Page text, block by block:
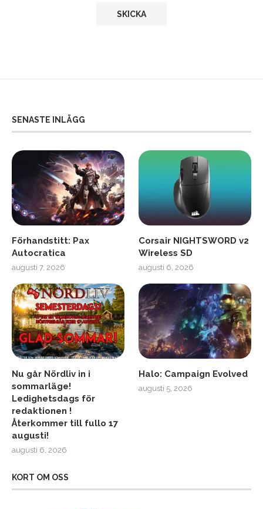
SENASTE INLÄGG
Förhandstitt: Pax
Autocratica
augusti 7, 2026
Corsair NIGHTSWORD v2
Wireless SD
augusti 6, 2026
Nu går Nördliv in i
sommarläge!
Ledighetsdags för
redaktionen !
Återkommer till fullo 17
augusti!
augusti 6, 2026
Halo: Campaign Evolved
augusti 5, 2026
KORT OM OSS